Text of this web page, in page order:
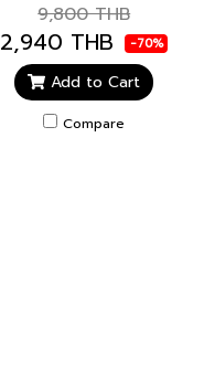
9,800 THB
2,940 THB -70%
Add to Cart
Compare